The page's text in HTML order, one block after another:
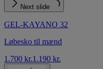
Next slide
GEL-KAYANO 32
Løbesko til mænd
1.700 kr.1.190 kr.